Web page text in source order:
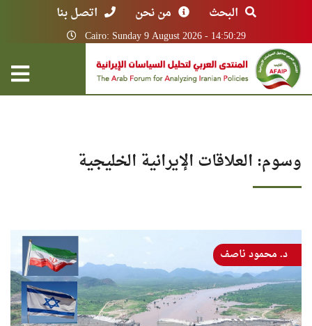
البحث من نحن اتصل بنا
Cairo: Sunday 9 August 2026 - 14:50:29
وسوم: العلاقات الإيرانية الخليجية
د. محمود ناصف